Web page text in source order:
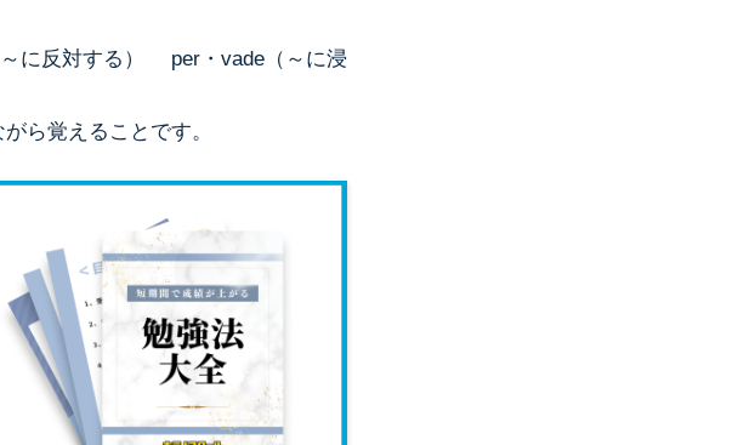
反対する） per・vade（～に浸
ら覚えることです。